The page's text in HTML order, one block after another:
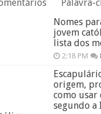
Palavra-
Nomes
jovem
lista dos
2:18 PM
origem,
como usar
segundo a